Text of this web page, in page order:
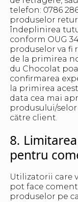
telefon: 0786
produselor
îndeplinirea
conform OUG
produselor va fi
de la primirea
du Chocolat
confirmarea
la primirea
data cea mai
produsului/
către client.
8.
pentru
Utilizatorii care
pot face
produselor pe